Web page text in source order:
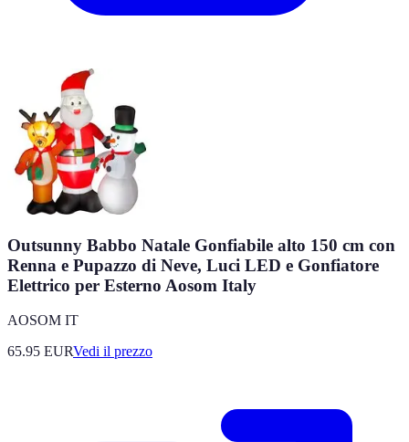
Outsunny Babbo Natale Gonfiabile alto 150 cm con
Renna e Pupazzo di Neve, Luci LED e Gonfiatore
Elettrico per Esterno Aosom Italy
AOSOM IT
65.95 EURVedi il prezzo